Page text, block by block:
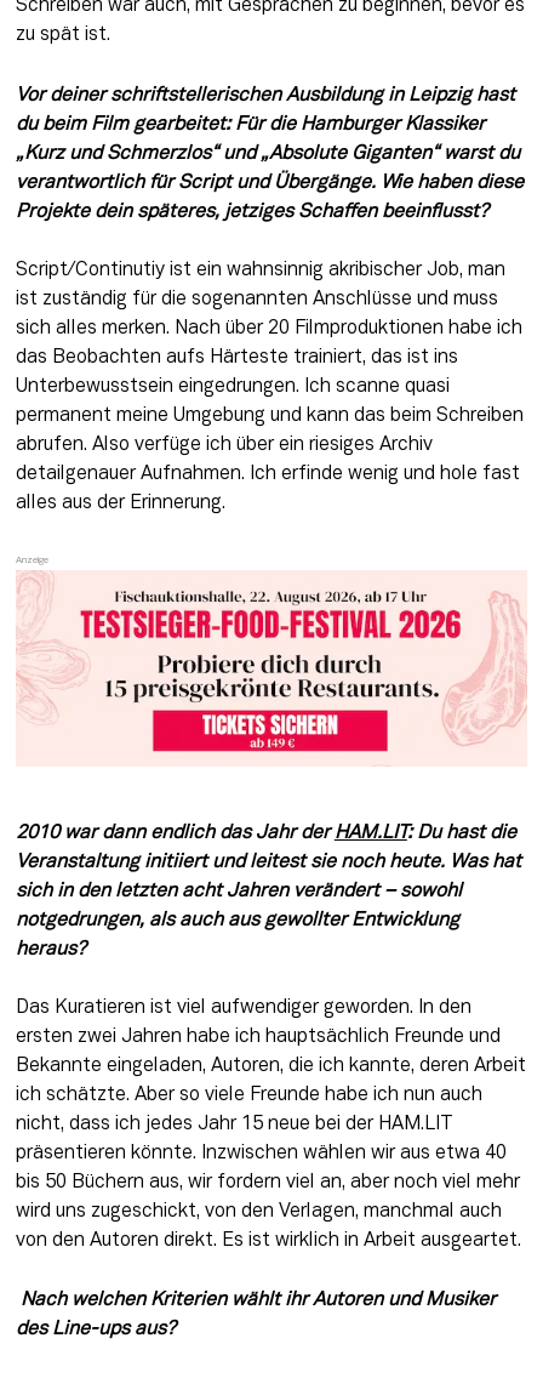
Schreiben war auch, mit Gesprächen zu beginnen, bevor es
zu spät ist.
Vor deiner schriftstellerischen Ausbildung in Leipzig hast
du beim Film gearbeitet: Für die Hamburger Klassiker
„Kurz und Schmerzlos“ und „Absolute Giganten“ warst du
verantwortlich für Script und Übergänge. Wie haben diese
Projekte dein späteres, jetziges Schaffen beeinflusst?
Script/Continutiy ist ein wahnsinnig akribischer Job, man
ist zuständig für die sogenannten Anschlüsse und muss
sich alles merken. Nach über 20 Filmproduktionen habe ich
das Beobachten aufs Härteste trainiert, das ist ins
Unterbewusstsein eingedrungen. Ich scanne quasi
permanent meine Umgebung und kann das beim Schreiben
abrufen. Also verfüge ich über ein riesiges Archiv
detailgenauer Aufnahmen. Ich erfinde wenig und hole fast
alles aus der Erinnerung.
2010 war dann endlich das Jahr der HAM.LIT: Du hast die
Veranstaltung initiiert und leitest sie noch heute. Was hat
sich in den letzten acht Jahren verändert – sowohl
notgedrungen, als auch aus gewollter Entwicklung
heraus?
Das Kuratieren ist viel aufwendiger geworden. In den
ersten zwei Jahren habe ich hauptsächlich Freunde und
Bekannte eingeladen, Autoren, die ich kannte, deren Arbeit
ich schätzte. Aber so viele Freunde habe ich nun auch
nicht, dass ich jedes Jahr 15 neue bei der HAM.LIT
präsentieren könnte. Inzwischen wählen wir aus etwa 40
bis 50 Büchern aus, wir fordern viel an, aber noch viel mehr
wird uns zugeschickt, von den Verlagen, manchmal auch
von den Autoren direkt. Es ist wirklich in Arbeit ausgeartet.
des Line-ups aus?